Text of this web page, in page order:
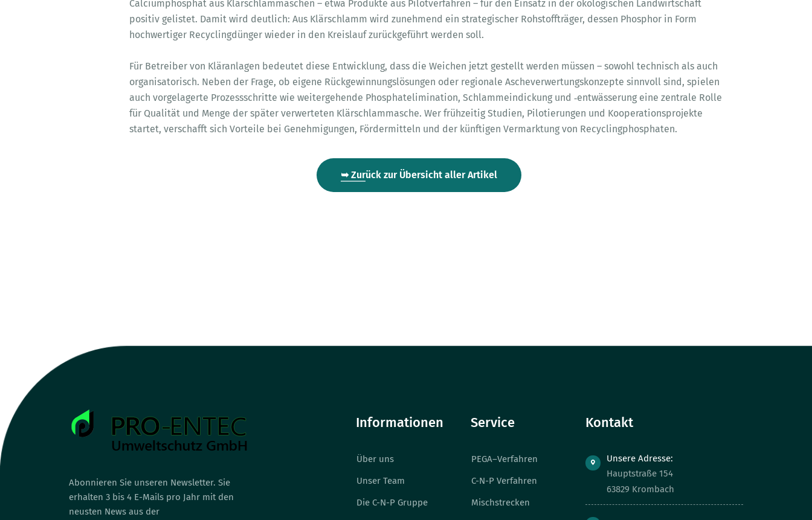
Calciumphosphat aus Klärschlammaschen – etwa Produkte aus Pilotverfahren – für den Einsatz in der ökologischen Landwirtschaft
positiv gelistet. Damit wird deutlich: Aus Klärschlamm wird zunehmend ein strategischer Rohstoffträger, dessen Phosphor in Form
hochwertiger Recyclingdünger wieder in den Kreislauf zurückgeführt werden soll.
Für Betreiber von Kläranlagen bedeutet diese Entwicklung, dass die Weichen jetzt gestellt werden müssen – sowohl technisch als auch
organisatorisch. Neben der Frage, ob eigene Rückgewinnungslösungen oder regionale Ascheverwertungskonzepte sinnvoll sind, spielen
auch vorgelagerte Prozessschritte wie weitergehende Phosphatelimination, Schlammeindickung und ‑entwässerung eine zentrale Rolle
für Qualität und Menge der später verwerteten Klärschlammasche. Wer frühzeitig Studien, Pilotierungen und Kooperationsprojekte
startet, verschafft sich Vorteile bei Genehmigungen, Fördermitteln und der künftigen Vermarktung von Recyclingphosphaten.
➥ Zurück zur Übersicht aller Artikel
Abonnieren Sie unseren Newsletter. Sie
erhalten 3 bis 4 E-Mails pro Jahr mit den
neusten News aus der
Informationen
Über uns
Unser Team
Die C-N-P Gruppe
Service
PEGA–Verfahren
C-N-P Verfahren
Mischstrecken
Kontakt
Unsere Adresse:
Hauptstraße 154
63829 Krombach